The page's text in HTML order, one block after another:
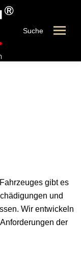
Suche
gibt es
und
Wir entwickeln
der